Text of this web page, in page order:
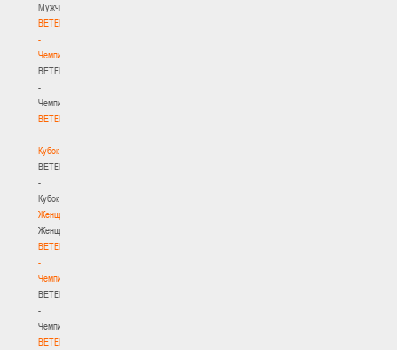
Мужчины
BETERA
-
Чемпионат
BETERA
-
Чемпионат
BETERA
-
Кубок
BETERA
-
Кубок
Женщины
Женщины
BETERA
-
Чемпионат
BETERA
-
Чемпионат
BETERA